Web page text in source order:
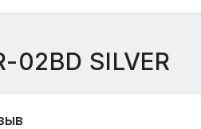
02BD SILVER